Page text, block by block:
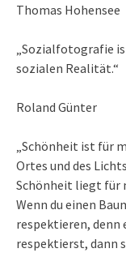
Thomas Hohensee
„Sozialfotografie
sozialen Realität.“
Roland Günter
„Schönheit ist für
Ortes und des
Schönheit liegt für
Wenn du einen
respektieren, denn
respektierst, dann